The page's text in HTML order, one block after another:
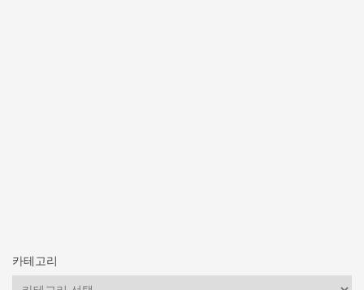
카테고리
카